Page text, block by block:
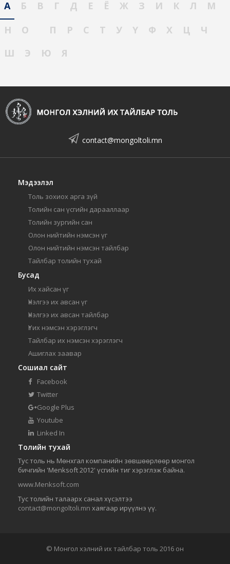
А Б В Г Д Е Ё Ж З И К Л
М
Н
О П Р С Т У Ү Ф Х Ц
Ч
Ш
Э Ю Я
contact@mongoltoli.mn
Мэдээлэл
Толь зохиох арга зүй
Толийн сан үсгийн дарааллаар
Толийн зургийн сан
Олон нийтийн нэмсэн үг
Олон нийтийн нэмсэн тайлбар
Тайлбар толийн тухай
Бусад
Их хайсан үг
Үнэлгээ их авсан үг
Үнэлгээ их авсан тайлбар
Үг их нэмсэн хэрэглэгч
Тайлбар их нэмсэн хэрэглэгч
Ашиглах заавар
Сошиал сайт
Facebook
Twitter
Google Plus
Youtube
Linked In
Толийн тухай
Тус толь нь Мөнхгал компанийн зөвшөөрлөөр монгол
бичгийн 'Menksoft 2012' үсгийн тиг хэрэглэж байна.
www.Menksoft.com
Тус толийн талаарх санал хүсэлтээ
contact@mongoltoli.mn хаягаар ирүүлнэ үү.
© Монгол хэлний их тайлбар толь 2016 он